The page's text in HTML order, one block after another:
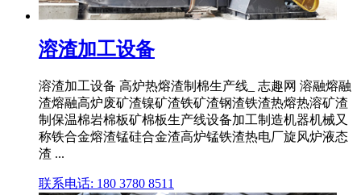
溶渣加工设备
溶渣加工设备 高炉热熔渣制棉生产线_ 志趣网 溶融熔融
渣熔融高炉废矿渣镍矿渣铁矿渣钢渣铁渣热熔热溶矿渣
制保温棉岩棉板矿棉板生产线设备加工制造机器机械又
称铁合金熔渣锰硅合金渣高炉锰铁渣热电厂旋风炉液态
渣 ...
联系电话: 180 3780 8511